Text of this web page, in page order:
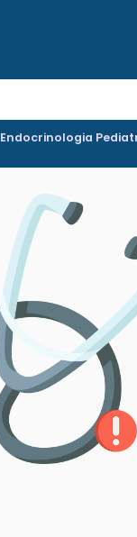
Endocrinologia